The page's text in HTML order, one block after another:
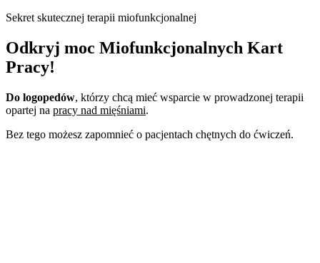
Sekret skutecznej terapii miofunkcjonalnej
Odkryj moc Miofunkcjonalnych Kart
Pracy!
Do logopedów, którzy chcą mieć wsparcie w prowadzonej terapii
opartej na pracy nad mięśniami.
Bez tego możesz zapomnieć o pacjentach chętnych do ćwiczeń.